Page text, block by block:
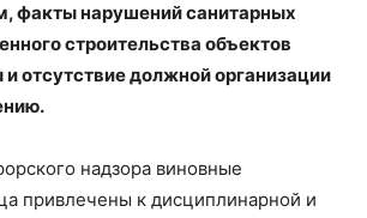
факты нарушений санитарных
строительства объектов
отсутствие должной организации
надзора виновные
привлечены к дисциплинарной и